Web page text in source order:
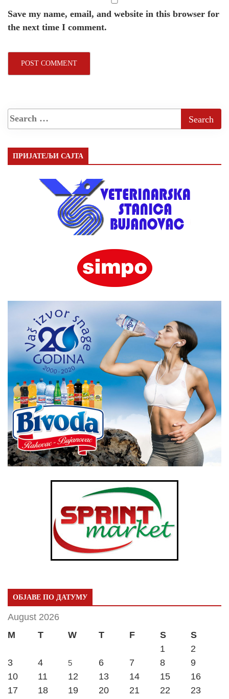
Save my name, email, and website in this browser for
the next time I comment.
ПРИЈАТЕЉИ САЈТА
ОБЈАВЕ ПО ДАТУМУ
August 2026
M
T W T F S
S
1
2
3
4 5 6 7 8
9
10
11 12 13 14 15
16
17
18 19 20 21 22 23